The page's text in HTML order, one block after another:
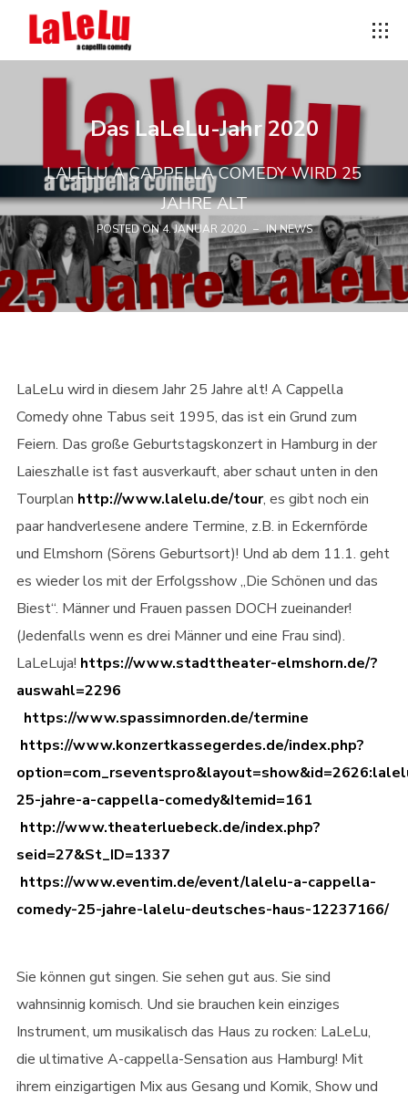
Das LaLeLu-Jahr 2020
LALELU A CAPPELLA COMEDY WIRD 25
JAHRE ALT
POSTED ON4. JANUAR 2020 INNEWS
LaLeLu wird in diesem Jahr 25 Jahre alt! A Cappella
Comedy ohne Tabus seit 1995, das ist ein Grund zum
Feiern. Das große Geburtstagskonzert in Hamburg in der
Laieszhalle ist fast ausverkauft, aber schaut unten in den
Tourplan http://www.lalelu.de/tour, es gibt noch ein
paar handverlesene andere Termine, z.B. in Eckernförde
und Elmshorn (Sörens Geburtsort)! Und ab dem 11.1. geht
es wieder los mit der Erfolgsshow „Die Schönen und das
Biest“. Männer und Frauen passen DOCH zueinander!
(Jedenfalls wenn es drei Männer und eine Frau sind).
LaLeLuja! https://www.stadttheater-elmshorn.de/?
auswahl=2296
https://www.spassimnorden.de/termine
https://www.konzertkassegerdes.de/index.php?
25-jahre-a-cappella-comedy&Itemid=161
http://www.theaterluebeck.de/index.php?
seid=27&St_ID=1337
https://www.eventim.de/event/lalelu-a-cappella-
comedy-25-jahre-lalelu-deutsches-haus-12237166/
Sie können gut singen. Sie sehen gut aus. Sie sind
wahnsinnig komisch. Und sie brauchen kein einziges
Instrument, um musikalisch das Haus zu rocken: LaLeLu,
die ultimative A-cappella-Sensation aus Hamburg! Mit
ihrem einzigartigen Mix aus Gesang und Komik, Show und